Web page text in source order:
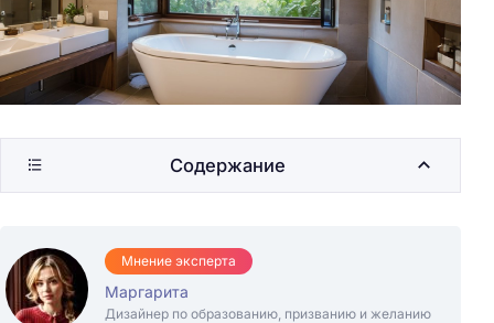
Мнение эксперта
Маргарита
Дизайнер по образованию, призванию и желанию
Содержание